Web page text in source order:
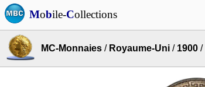
Mobile-Collections
MC-Monnaies / Royaume-Uni / 1900 /